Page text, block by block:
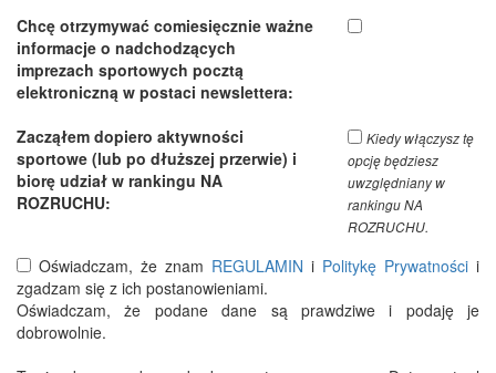
Chcę otrzymywać comiesięcznie ważne
informacje o nadchodzących
imprezach sportowych pocztą
elektroniczną w postaci newslettera:
Zacząłem dopiero aktywności
sportowe (lub po dłuższej przerwie) i
biorę udział w rankingu NA
ROZRUCHU:
Kiedy włączysz tę
opcję będziesz
uwzględniany w
rankingu NA
ROZRUCHU.
Oświadczam, że znam REGULAMIN i Politykę Prywatności i
zgadzam się z ich postanowieniami.
Oświadczam, że podane dane są prawdziwe i podaję je
dobrowolnie.